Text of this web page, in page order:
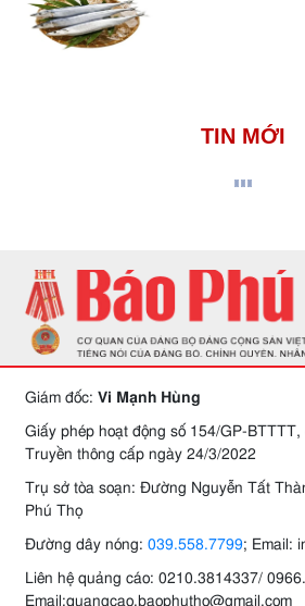
TIN MỚI
Giám đốc: Vi Mạnh Hùng
Giấy phép hoạt động số 154/GP-BTTTT,
Truyền thông cấp ngày 24/3/2022
Trụ sở tòa soạn: Đường Nguyễn Tất
Phú Thọ
Đường dây nóng: 039.558.7799; Email:
Liên hệ quảng cáo: 0210.3814337/
Email:quangcao.baophutho@gmail.com